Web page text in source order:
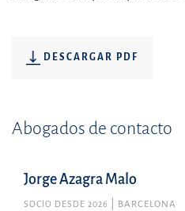
DESCARGAR PDF
Abogados de contacto
Jorge Azagra Malo
SOCIO DESDE 2026
BARCELONA